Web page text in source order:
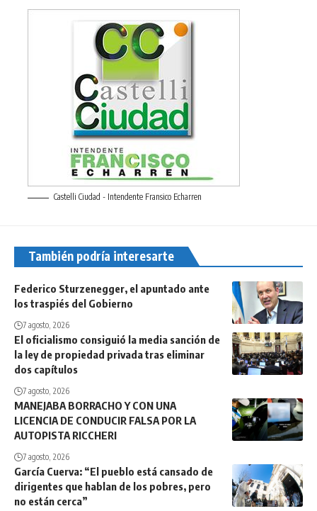
Castelli Ciudad - Intendente Fransico Echarren
También podría interesarte
Federico Sturzenegger, el apuntado ante
los traspiés del Gobierno
7 agosto, 2026
El oficialismo consiguió la media sanción de
la ley de propiedad privada tras eliminar
dos capítulos
7 agosto, 2026
MANEJABA BORRACHO Y CON UNA
LICENCIA DE CONDUCIR FALSA POR LA
AUTOPISTA RICCHERI
7 agosto, 2026
García Cuerva: “El pueblo está cansado de
dirigentes que hablan de los pobres, pero
no están cerca”